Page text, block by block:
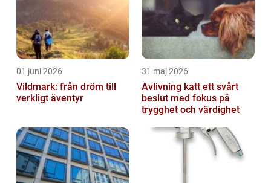
01 juni 2026
Vildmark: från dröm till
verkligt äventyr
31 maj 2026
Avlivning katt ett svårt
beslut med fokus på
trygghet och värdighet